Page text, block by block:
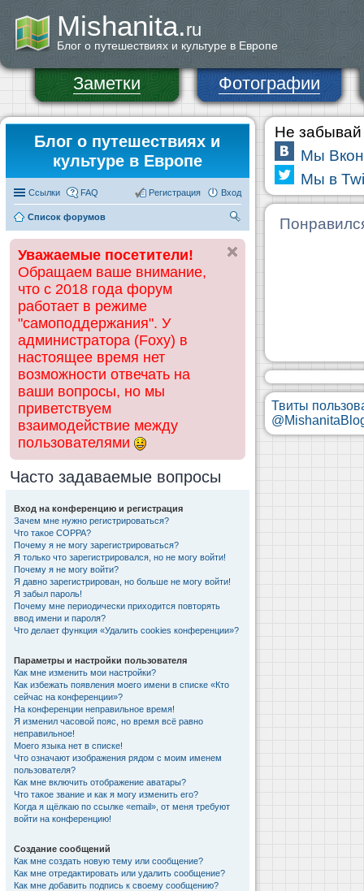
Mishanita.ru
Блог о путешествиях и культуре в Европе
Заметки Фотографии
Блог о путешествиях и
культуре в Европе
Ссылки FAQ Вход
Регистрация
Список форумов
ск
Уважаемые посетители!
Обращаем ваше внимание,
что с 2018 года форум
работает в режиме
"самоподдержания". У
администратора (Foxy) в
настоящее время нет
возможности отвечать на
ваши вопросы, но мы
приветствуем
взаимодействие между
пользователями
Часто задаваемые вопросы
Вход на конференцию и регистрация
Зачем мне нужно регистрироваться?
Что такое COPPA?
Почему я не могу зарегистрироваться?
Я только что зарегистрировался, но не могу войти!
Почему я не могу войти?
Я давно зарегистрирован, но больше не могу войти!
Я забыл пароль!
Почему мне периодически приходится повторять
ввод имени и пароля?
Что делает функция «Удалить cookies конференции»?
Параметры и настройки пользователя
Как мне изменить мои настройки?
Как избежать появления моего имени в списке «Кто
сейчас на конференции»?
На конференции неправильное время!
Я изменил часовой пояс, но время всё равно
неправильное!
Моего языка нет в списке!
Что означают изображения рядом с моим именем
пользователя?
Как мне включить отображение аватары?
Что такое звание и как я могу изменить его?
Когда я щёлкаю по ссылке «email», от меня требуют
войти на конференцию!
Создание сообщений
Как мне создать новую тему или сообщение?
Как мне отредактировать или удалить сообщение?
Как мне добавить подпись к своему сообщению?
Не забывай
Мы
Мы в
Твиты